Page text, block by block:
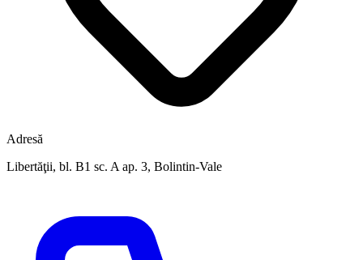
Adresă
Libertăţii, bl. B1 sc. A ap. 3, Bolintin-Vale